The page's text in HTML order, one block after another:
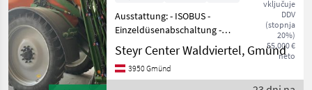
vključuje
DDV
(stopnja
20%)
55.000 €
neto
Ausstattung: - ISOBUS -
Einzeldüsenabschaltung -
3.Fach Düsenstock -
Beleuchtung -
Achsschenkellenkung -
Steyr Center Waldviertel, Gmünd
3950 Gmünd